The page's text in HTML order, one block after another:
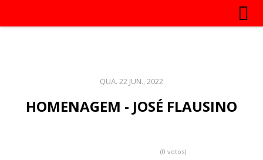
QUA. 22 JUN., 2022
HOMENAGEM - JOSÉ FLAUSINO
(0 votos)